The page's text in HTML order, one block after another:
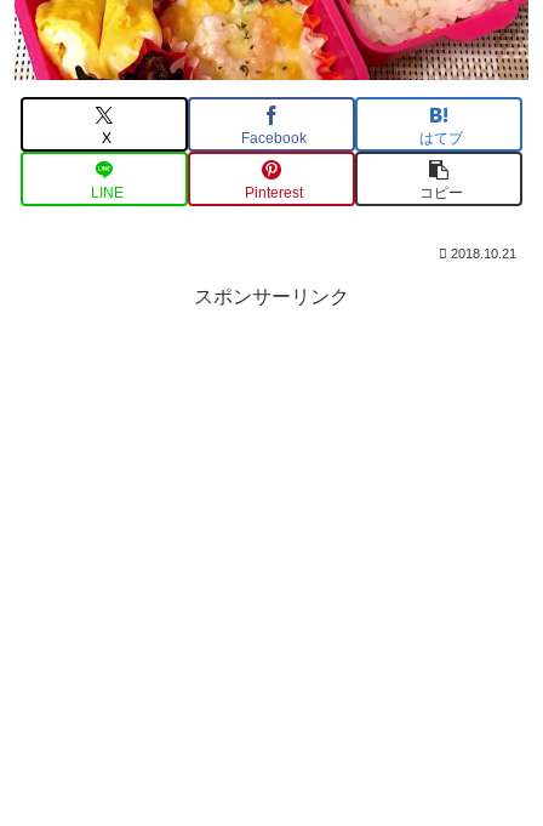
X Facebook はてブ
LINE Pinterest コピー
2018.10.21
スポンサーリンク